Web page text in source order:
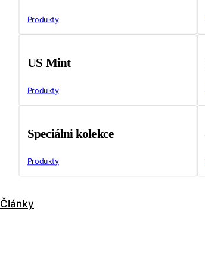
Produkty
US Mint
Produkty
Speciálni kolekce
Produkty
Články